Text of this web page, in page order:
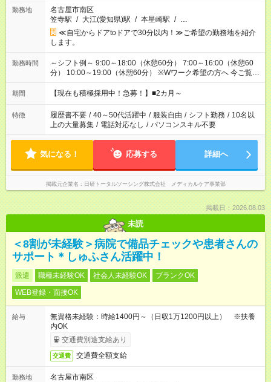
勤務地
名古屋市南区
笠寺駅 / 大江(愛知県)駅 / 本星崎駅 / …
≪自宅からドアtoドアで30分以内！≫ご希望の勤務地を紹介
します。
勤務時間
～シフト例～ 9:00～18:00（休憩60分） 7:00～16:00（休憩60
分） 10:00～19:00（休憩60分） ※Wワーク希望の方へ 今ご覧の
お仕事で希望する勤務時間と、もう1つのお仕事の勤務時間の合
計が 週40時間を超えなければOKです。
期間 【現在も積極採用中！急募！】■2カ月～
特徴 履歴書不要 / 40～50代活躍中 / 服装自由 / シフト勤務 / 10名以
上の大量募集 / 電話対応なし / パソコンスキル不要
気になる！ 応募する 詳細へ
掲載元企業名 日研トータルソーシング株式会社 メディカルケア事業部
掲載日：2026.08.03
未読
＜8割が未経験＞病院で備品チェックや患者さんの
サポート＊しゅふさん活躍中！
派遣 職種未経験OK 社会人未経験OK
ブランクOK
WEB登録・面接OK
給与
無資格未経験：時給1400円～（日収1万1200円以上） ※扶養
内OK
交通費別途支給あり
交通費 交通費全額支給
勤務地
名古屋市南区